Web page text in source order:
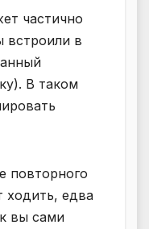
частично
встроили в
В таком
повторного
ходить, едва
вы сами